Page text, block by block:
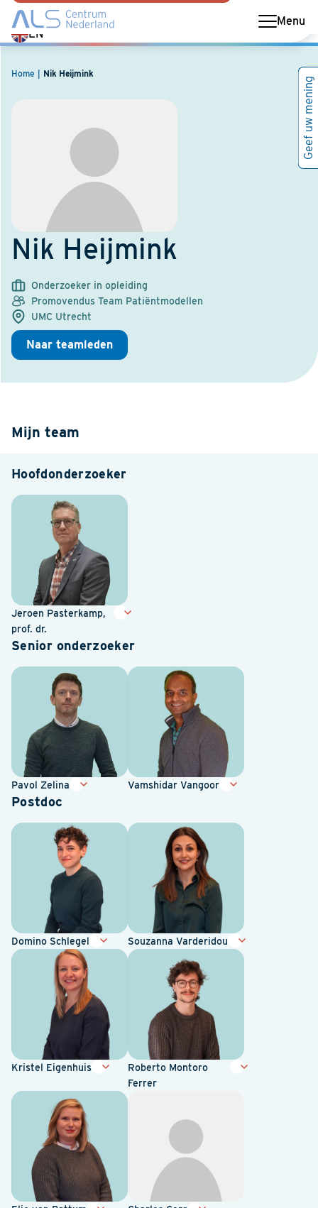
Menu
EN
Switch
language
to
Home Nik Heijmink
Nik Heijmink
Onderzoeker in opleiding
Promovendus Team Patiëntmodellen
UMC Utrecht
Naar teamleden
Mijn team
Hoofdonderzoeker
Jeroen Pasterkamp,
prof. dr.
Senior onderzoeker
Pavol Zelina Vamshidar Vangoor
Postdoc
Domino Schlegel Souzanna Varderidou
Kristel Eigenhuis
Roberto Montoro
Ferrer
Geef uw mening